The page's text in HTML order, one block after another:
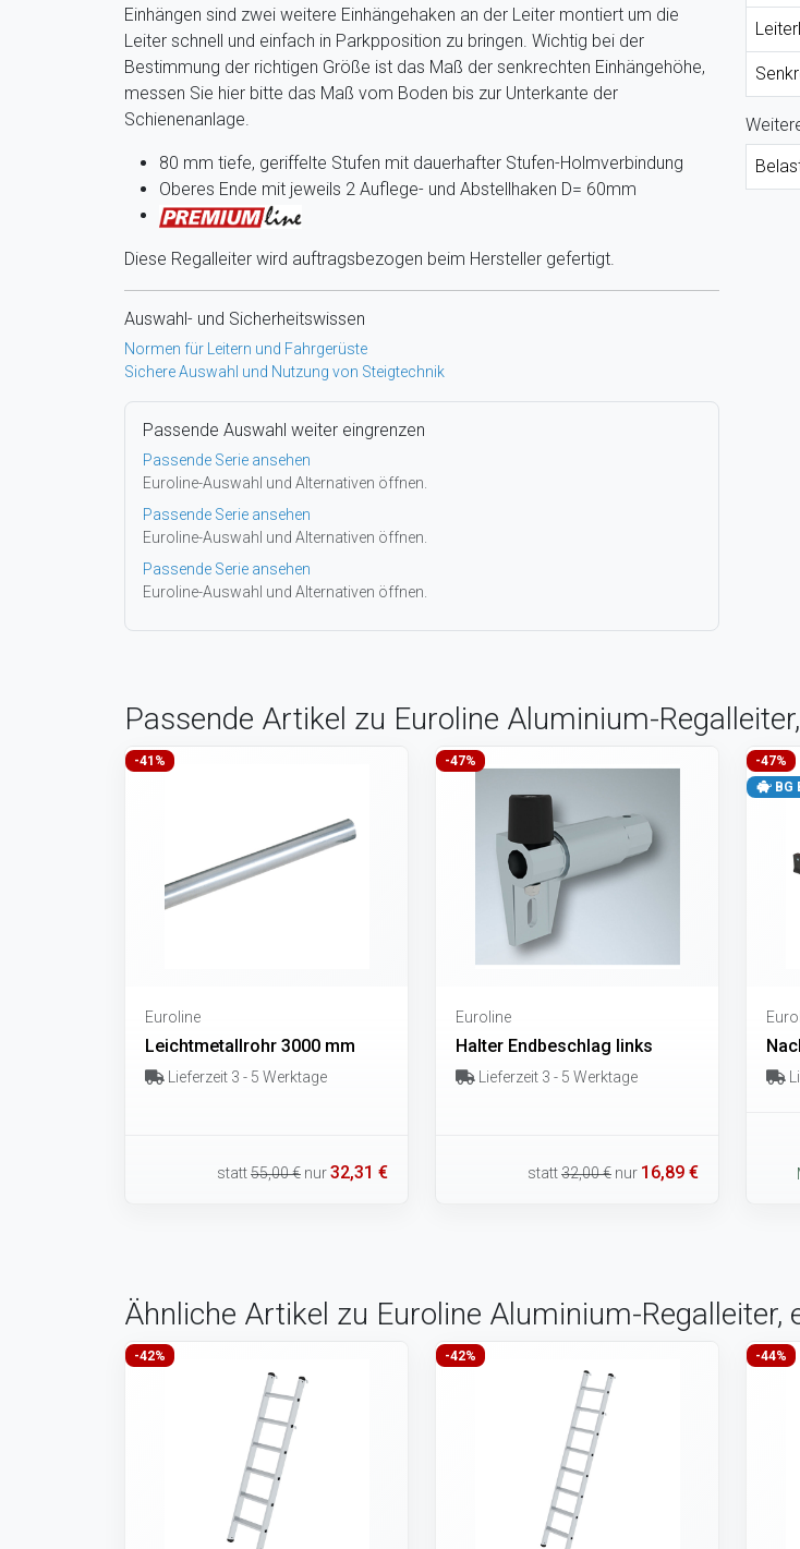
Einhängen sind zwei weitere Einhängehaken an der Leiter montiert um die
Leiter schnell und einfach in Parkpposition zu bringen. Wichtig bei der
Bestimmung der richtigen Größe ist das Maß der senkrechten Einhängehöhe,
messen Sie hier bitte das Maß vom Boden bis zur Unterkante der
Schienenanlage.
80 mm tiefe, geriffelte Stufen mit dauerhafter Stufen-Holmverbindung
Oberes Ende mit jeweils 2 Auflege- und Abstellhaken D= 60mm
Diese Regalleiter wird auftragsbezogen beim Hersteller gefertigt.
Auswahl- und Sicherheitswissen
Normen für Leitern und Fahrgerüste
Sichere Auswahl und Nutzung von Steigtechnik
Passende Auswahl weiter eingrenzen
Passende Serie ansehen
Euroline-Auswahl und Alternativen öffnen.
Passende Serie ansehen
Euroline-Auswahl und Alternativen öffnen.
Passende Serie ansehen
Euroline-Auswahl und Alternativen öffnen.
Passende Artikel zu Euroline Aluminium-
-41%
Euroline
Leichtmetallrohr 3000 mm
Lieferzeit 3 - 5 Werktage
statt55,00 € nur32,31 €
-47%
Euroline
Halter Endbeschlag links
Lieferzeit 3 - 5 Werktage
statt32,00 € nur 16,89 €
-47%
BG
Ähnliche Artikel zu Euroline Aluminium-Regalleiter,
-42% -42% -44%